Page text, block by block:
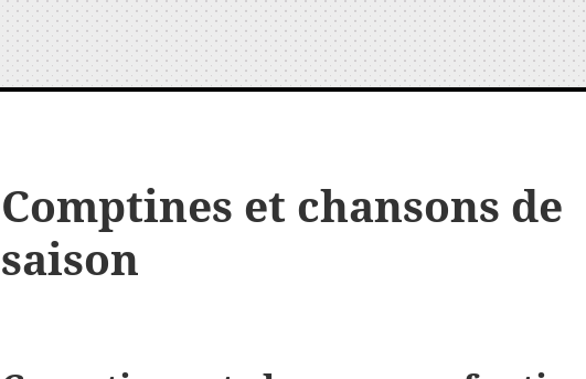
Comptines et chansons de
saison